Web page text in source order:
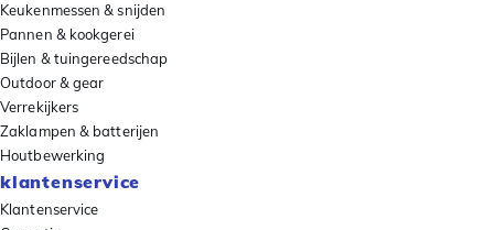
Keukenmessen & snijden
Pannen & kookgerei
Bijlen & tuingereedschap
Outdoor & gear
Verrekijkers
Zaklampen & batterijen
Houtbewerking
klantenservice
Klantenservice